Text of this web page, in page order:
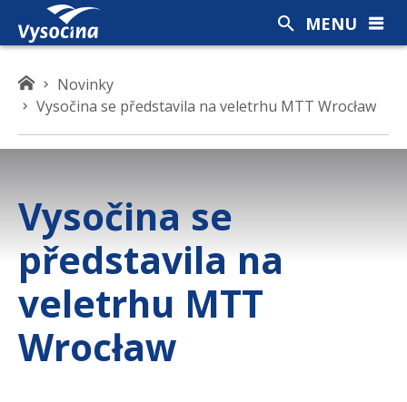
K
d
s
a
h
á
z
t
e
Novinky
Vysočina se představila na veletrhu MTT Wrocław
Vysočina se
představila na
veletrhu MTT
Wrocław
MENU